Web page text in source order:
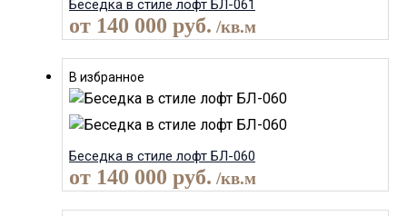
Беседка в стиле лофт БЛ-061
от 140 000 руб. /кв.м
В избранное
Беседка в стиле лофт БЛ-060
от 140 000 руб. /кв.м